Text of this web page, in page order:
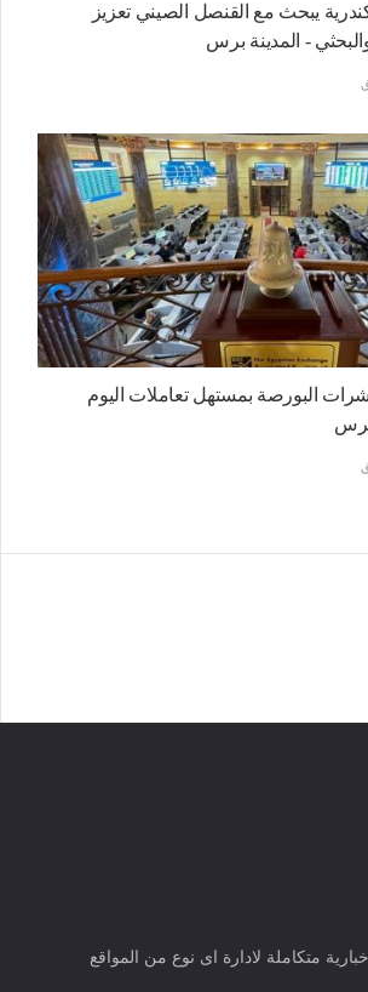
يبحث مع القنصل الصيني تعزيز
- المدينة برس
البورصة بمستهل تعاملات اليوم
برس
متكاملة لادارة اى نوع من المواقع